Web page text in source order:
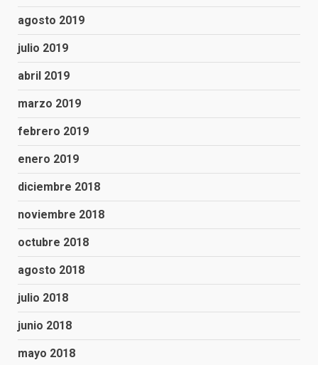
agosto 2019
julio 2019
abril 2019
marzo 2019
febrero 2019
enero 2019
diciembre 2018
noviembre 2018
octubre 2018
agosto 2018
julio 2018
junio 2018
mayo 2018